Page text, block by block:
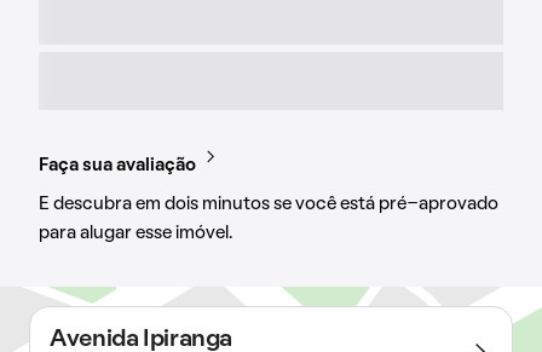
Faça sua avaliação
E descubra em dois minutos se você está pré-aprovado
para alugar esse imóvel.
Avenida Ipiranga